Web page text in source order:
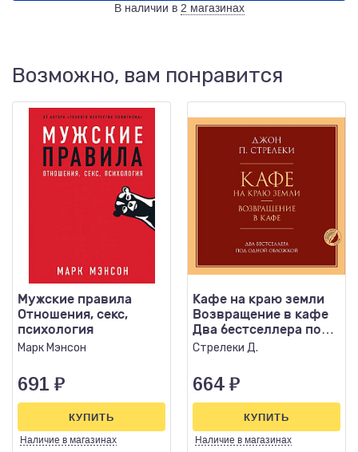
В наличии в 2 магазинах
Возможно, вам понравится
Мужские правила
Отношения, секс,
психология
Марк Мэнсон
691 ₽
Наличие в магазинах
КУПИТЬ
Кафе на краю земли
Возвращение в кафе
Два бестселлера под
одной обложкой
Стрелеки Д.
664 ₽
Наличие в магазинах
КУПИТЬ